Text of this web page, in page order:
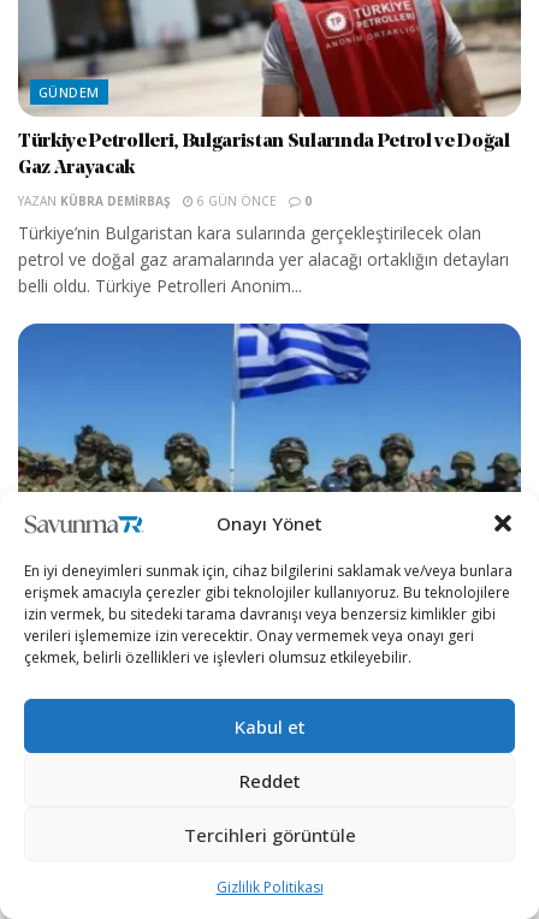
Onayı Yönet
En iyi deneyimleri sunmak için, cihaz bilgilerini saklamak ve/veya bunlara
erişmek amacıyla çerezler gibi teknolojiler kullanıyoruz. Bu teknolojilere
izin vermek, bu sitedeki tarama davranışı veya benzersiz kimlikler gibi
verileri işlememize izin verecektir. Onay vermemek veya onayı geri
çekmek, belirli özellikleri ve işlevleri olumsuz etkileyebilir.
Kabul et
Reddet
Tercihleri görüntüle
Gizlilik Politikası
GÜNDEM
Türkiye Petrolleri, Bulgaristan Sularında Petrol ve Doğal
Gaz Arayacak
YAZAN KÜBRA DEMIRBAŞ 6 GÜN ÖNCE 0
Türkiye’nin Bulgaristan kara sularında gerçekleştirilecek olan
petrol ve doğal gaz aramalarında yer alacağı ortaklığın detayları
belli oldu. Türkiye Petrolleri Anonim...
Yunanistan, Adalar Denizi’ndeki Stratejik Adalarda
Savunma Hazırlıklarını Hızlandırıyor
YAZAN KÜBRA DEMIRBAŞ 6 GÜN ÖNCE 0
Denizi (Ege) ile Meriç bölgesindeki savunma kapasitesini
artırmaya yönelik yeni adımlar atıyor....
Osman Gazi, 30 Ağustos Zafer Bayramı’nda
uğurlanıyor